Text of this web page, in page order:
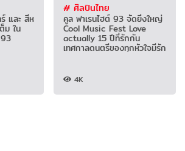
และ สีห
ม ใน
# ศิลปินไทย
คูล ฟาเรนไฮต์ 93 จัดยิ่งใหญ่
Cool Music Fest Love
actually 15 ปีที่รักกัน
เทศกาลดนตรีของทุกหัวใจมีรัก
4K